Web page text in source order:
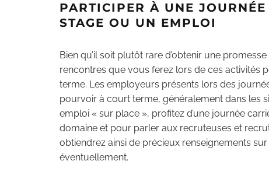
PARTICIPER À UNE
STAGE OU UN EMPLOI
Bien qu’il soit plutôt rare d’obtenir une
rencontres que vous ferez lors de ces activités
terme. Les employeurs présents lors des
pourvoir à court terme, généralement dans les
emploi « sur place », profitez d’une journée
domaine et pour parler aux recruteuses et
obtiendrez ainsi de précieux renseignements
éventuellement.